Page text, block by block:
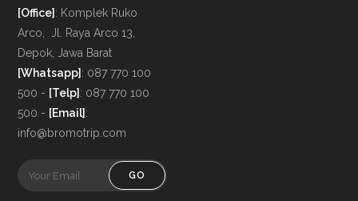
[Office] : Komplek Ruko
Arco, Jl. Raya Arco 13,
Depok, Jawa Barat
[Whatsapp] : 087 770 100
500 - [Telp] : 087 770 100
500 - [Email] :
info@bromotrip.com
GO